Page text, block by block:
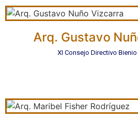
Arq. Gustavo
XI Consejo Directivo Bienio